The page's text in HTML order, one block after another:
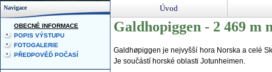
Galdhopiggen - 2 469 m
Galdhøpiggen je nejvyšší hora Norska a celé
Je součástí horské oblasti Jotunheimen.
Navigace
OBECNÉ INFORMACE
POPIS VÝSTUPU
FOTOGALERIE
PŘEDPOVĚĎ POČASÍ
Úvod